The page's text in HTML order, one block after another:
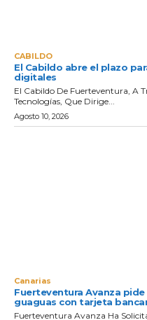
CABILDO
El Cabildo abre el plazo
digitales
El Cabildo De Fuerteventura, A
Tecnologías, Que Dirige...
Agosto 10, 2026
Canarias
Fuerteventura Avanza
guaguas con tarjeta
Fuerteventura Avanza Ha